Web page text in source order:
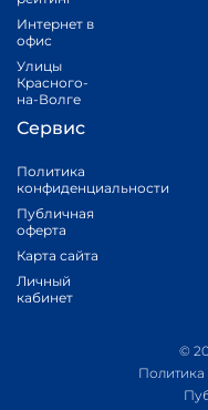
Интернет в
офис
Улицы
Красного-
на-Волге
Сервис
Политика
конфиденциальности
Публичная
оферта
Карта сайта
Личный
кабинет
©